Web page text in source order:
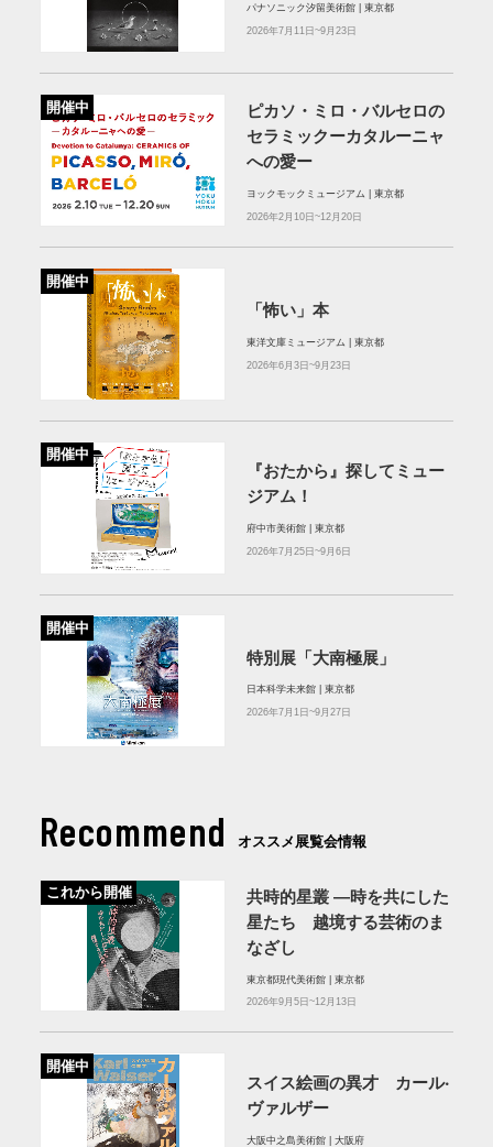
パナソニック汐留美術館 | 東京都
2026年7月11日~9月23日
開催中
ピカソ・ミロ・バルセロの
セラミックーカタルーニャ
への愛ー
ヨックモックミュージアム | 東京都
2026年2月10日~12月20日
開催中
「怖い」本
東洋文庫ミュージアム | 東京都
2026年6月3日~9月23日
開催中
『おたから』探してミュー
ジアム！
府中市美術館 | 東京都
2026年7月25日~9月6日
開催中
特別展「大南極展」
日本科学未来館 | 東京都
2026年7月1日~9月27日
Recommend オススメ展覧会情報
これから開催
共時的星叢 ―時を共にした
星たち 越境する芸術のま
なざし
東京都現代美術館 | 東京都
2026年9月5日~12月13日
開催中
スイス絵画の異才 カール‧
ヴァルザー
大阪中之島美術館 | 大阪府